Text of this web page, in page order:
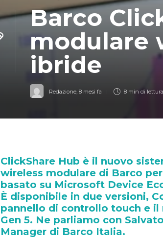
Barco
modulare
ibride
Redazione, 8 mesi fa 8 min di lettura
ClickShare Hub è il nuovo
wireless modulare di Barco
basato su Microsoft Device
È disponibile in due versioni,
pannello di controllo touch e il
Gen 5. Ne parliamo con
Manager di Barco Italia.